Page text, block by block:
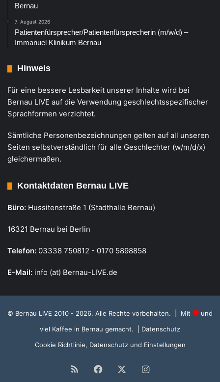
Bernau
7. August 2026
Patientenfürsprecher/Patientenfürsprecherin (m/w/d) –
Immanuel Klinikum Bernau
Hinweis
Für eine bessere Lesbarkeit unserer Inhalte wird bei
Bernau LIVE auf die Verwendung geschlechtsspezifischer
Sprachformen verzichtet.
Sämtliche Personenbezeichnungen gelten auf all unseren
Seiten selbstverständlich für alle Geschlechter (w/m/d/x)
gleichermaßen.
Kontaktdaten Bernau LIVE
Büro: Hussitenstraße 1 (Stadthalle Bernau)
16321 Bernau bei Berlin
Telefon: 03338 750812 - 0170 5898858
E-Mail: info (at) Bernau-LIVE.de
© Bernau LIVE 2010 - 2026. Alle Rechte vorbehalten. | Mit
und
viel Kaffee in Bernau gemacht.
| Datenschutz
Cookie Richtlinie, Datenschutz und Einstellungen
RSS Facebook Instagram